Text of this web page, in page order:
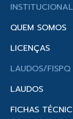
INSTITUCIONAL
QUEM SOMOS
LICENÇAS
LAUDOS/FISPQ
LAUDOS
FICHAS